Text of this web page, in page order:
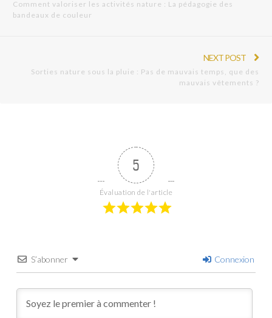
Comment valoriser les activités nature : La pédagogie des
bandeaux de couleur
NEXT POST
Sorties nature sous la pluie : Pas de mauvais temps, que des
mauvais vêtements ?
5
Évaluation de l'article
S’abonner Connexion